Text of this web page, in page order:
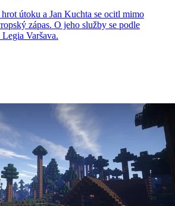
hrot útoku a Jan Kuchta se ocitl mimo
zápas. O jeho služby se podle
Varšava.